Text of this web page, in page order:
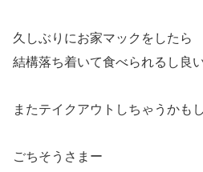
久しぶりにお家マックをしたら
結構落ち着いて食べられるし良
またテイクアウトしちゃうかも
ごちそうさまー